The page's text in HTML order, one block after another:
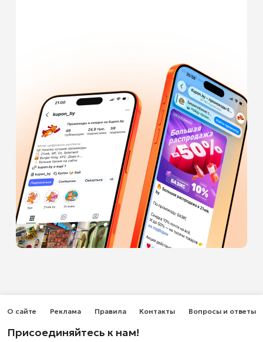
Присоединяйтесь к нам!
О сайте Реклама Правила Контакты Вопросы и ответы